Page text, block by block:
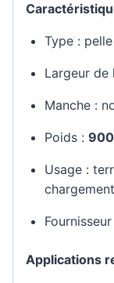
Type :
Largeur de
Manche :
Poids :
Usage :
chargement
Fournisseur
Applications